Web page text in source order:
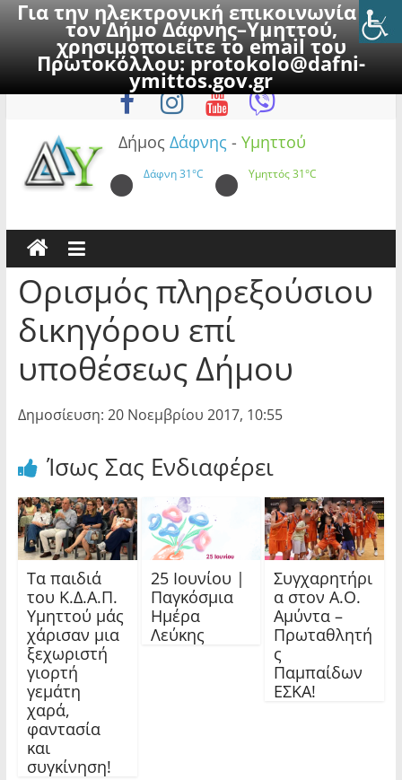
Για την ηλεκτρονική επικοινωνία με
τον Δήμο Δάφνης–Υμηττού,
χρησιμοποιείτε το email του
Πρωτοκόλλου:protokolo@dafni-
ymittos.gov.gr
to
Παρασκευή, 7 Αυγούστου 2026
Δήμος Δάφνης - Υμηττού
Δάφνη31°C Υμηττός31°C
Ορισμός πληρεξούσιου
δικηγόρου επί
υποθέσεως Δήμου
Δημοσίευση: 20 Νοεμβρίου 2017, 10:55
Ίσως Σας Ενδιαφέρει
Τα παιδιά
του Κ.Δ.Α.Π.
Υμηττού μάς
χάρισαν μια
ξεχωριστή
γιορτή
γεμάτη
χαρά,
φαντασία
και
συγκίνηση!
25 Ιουνίου |
Παγκόσμια
Ημέρα
Λεύκης
Συγχαρητήρι
α στον Α.Ο.
Αμύντα –
Πρωταθλητή
ς
Παμπαίδων
ΕΣΚΑ!